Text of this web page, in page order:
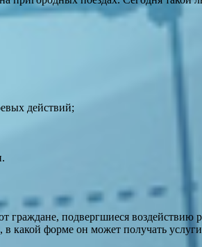
действий;
граждане, подвергшиеся
какой форме он может получать